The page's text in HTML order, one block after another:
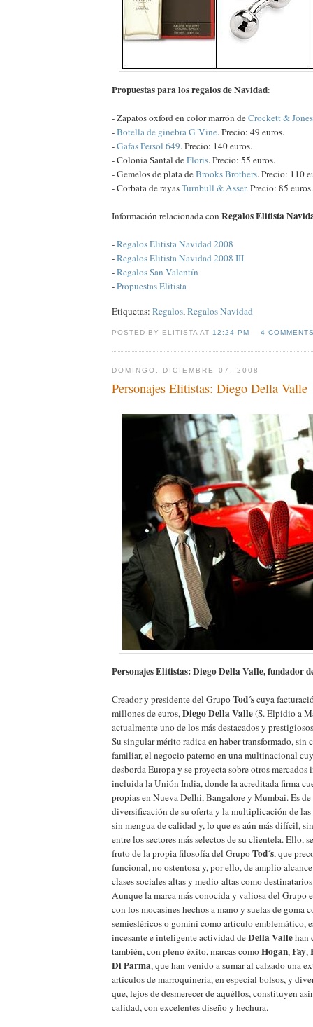
Propuestas para los regalos de Navidad:
- Zapatos oxford en color marrón deCrockett & Jones
-Botella de ginebra G´Vine. Precio: 49 euros.
-Gafas Persol 649. Precio: 140 euros.
- Colonia Santal deFloris. Precio: 55 euros.
- Gemelos de plata deBrooks Brothers. Precio: 110
- Corbata de rayasTurnbull & Asser. Precio: 85 euros.
Información relacionada con Regalos Elitista
-Regalos Elitista Navidad 2008
-Regalos Elitista Navidad 2008 III
-Regalos San Valentín
-Propuestas Elitista
Etiquetas: Regalos,Regalos Navidad
POSTED BY ELITISTA AT 12:24 PM 4
DOMINGO, DICIEMBRE 07, 2008
Personajes Elitistas: Diego Della Valle
Personajes Elitistas: Diego Della Valle, fundador
Creador y presidente del GrupoTod´scuya
millones de euros,Diego Della Valle(S. Elpidio a
actualmente uno de los más destacados y
Su singular mérito radica en haber transformado, sin
familiar, el negocio paterno en una multinacional
desborda Europa y se proyecta sobre otros mercados
incluida la Unión India, donde la acreditada firma
propias en Nueva Delhi, Bangalore y Mumbai. Es de
diversificación de su oferta y la multiplicación de las
sin mengua de calidad y, lo que es aún más difícil,
entre los sectores más selectos de su clientela. Ello,
fruto de la propia filosofía del GrupoTod´s, que
funcional, no ostentosa y, por ello, de amplio
clases sociales altas y medio-altas como
Aunque la marca más conocida y valiosa del Grupo
con los mocasines hechos a mano y suelas de goma
semiesféricos o gomini como artículo emblemático,
incesante e inteligente actividad deDella Vallehan
también, con pleno éxito, marcas comoHogan,Fay,
Di Parma, que han venido a sumar al calzado una
artículos de marroquinería, en especial bolsos, y
que, lejos de desmerecer de aquéllos, constituyen
calidad, con excelentes diseño y hechura.